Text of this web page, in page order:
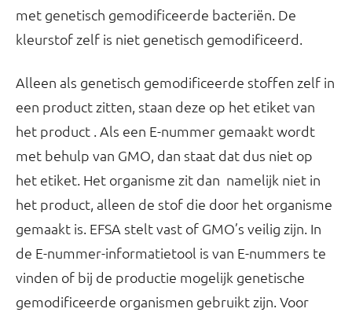
met genetisch gemodificeerde bacteriën. De
kleurstof zelf is niet genetisch gemodificeerd.
Alleen als genetisch gemodificeerde stoffen zelf in
een product zitten, staan deze op het etiket van
het product . Als een E-nummer gemaakt wordt
met behulp van GMO, dan staat dat dus niet op
het etiket. Het organisme zit dan namelijk niet in
het product, alleen de stof die door het organisme
gemaakt is. EFSA stelt vast of GMO’s veilig zijn. In
de E-nummer-informatietool is van E-nummers te
vinden of bij de productie mogelijk genetische
gemodificeerde organismen gebruikt zijn. Voor